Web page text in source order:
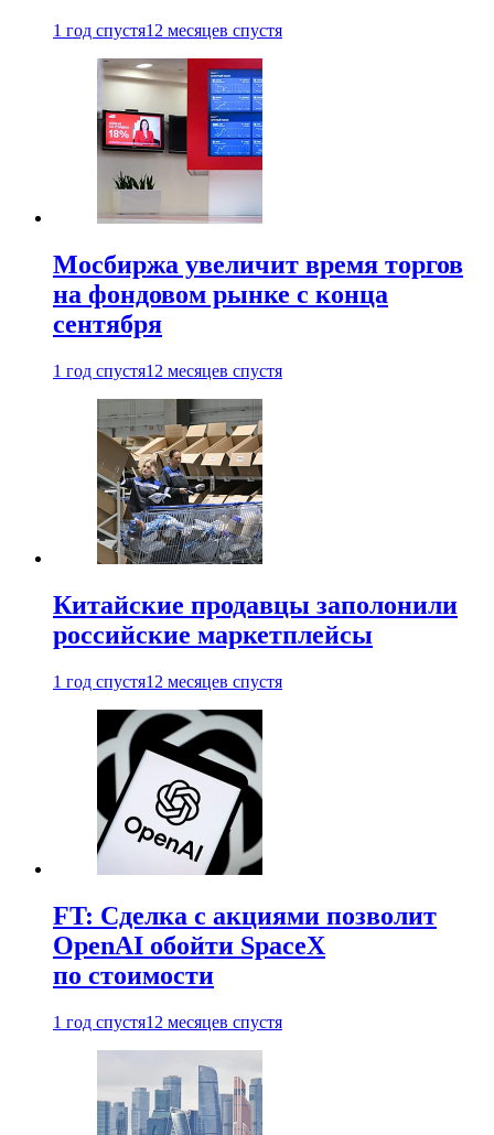
1 год спустя12 месяцев спустя
Мосбиржа увеличит время торгов
на фондовом рынке с конца
сентября
1 год спустя12 месяцев спустя
Китайские продавцы заполонили
российские маркетплейсы
1 год спустя12 месяцев спустя
FT: Сделка с акциями позволит
OpenAI обойти SpaceX
по стоимости
1 год спустя12 месяцев спустя